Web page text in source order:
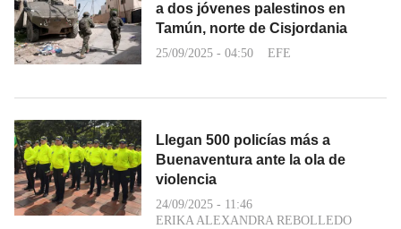
a dos jóvenes palestinos en
Tamún, norte de Cisjordania
25/09/2025 - 04:50 EFE
Llegan 500 policías más a
Buenaventura ante la ola de
violencia
24/09/2025 - 11:46
ERIKA ALEXANDRA REBOLLEDO